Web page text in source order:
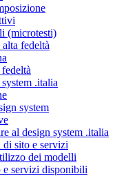
(microtesti)
fedeltà
.italia
system
al design system .italia
sito e servizi
dei modelli
servizi disponibili